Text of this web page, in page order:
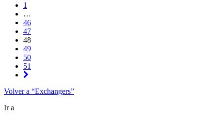
1
…
46
47
48
49
50
51
Volver a “Exchangers”
Ir a